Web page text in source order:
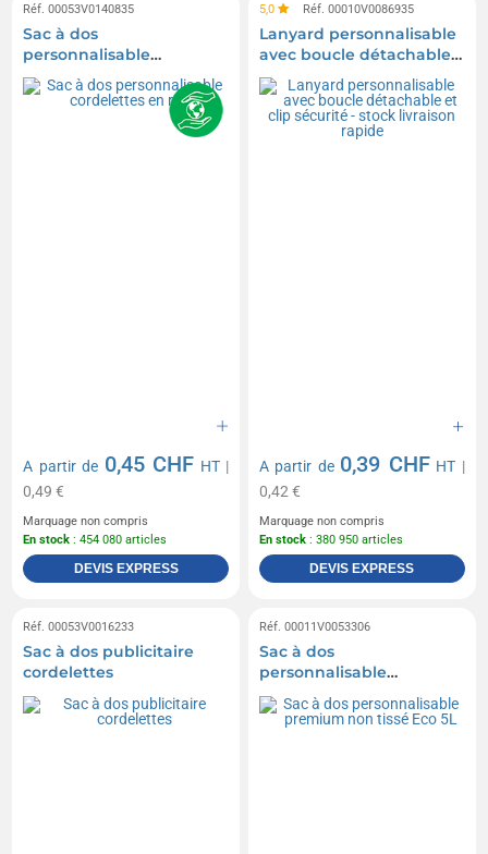
Réf. 00053V0140835
Sac à dos
personnalisable
cordelettes en rPET
A partir de 0,45 CHF HT|
0,49 €
Marquage non compris
En stock : 454 080 articles
DEVIS EXPRESS
5,0 Réf. 00010V0086935
Lanyard personnalisable
avec boucle détachable
et clip sécurité - stock
livraison rapide
A partir de 0,39 CHF HT |
0,42 €
Marquage non compris
En stock : 380 950 articles
DEVIS EXPRESS
Réf. 00053V0016233
Sac à dos publicitaire
cordelettes
Réf. 00011V0053306
Sac à dos
personnalisable
premium non tissé Eco
5L